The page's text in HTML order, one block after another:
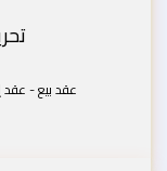
عقد بيع - عقد